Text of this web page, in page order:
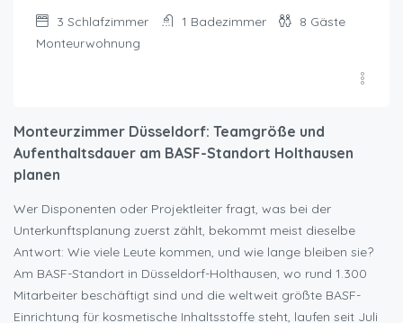
3 Schlafzimmer 1 Badezimmer 8 Gäste
Monteurwohnung
Monteurzimmer Düsseldorf: Teamgröße und
Aufenthaltsdauer am BASF-Standort Holthausen
planen
Wer Disponenten oder Projektleiter fragt, was bei der
Unterkunftsplanung zuerst zählt, bekommt meist dieselbe
Antwort: Wie viele Leute kommen, und wie lange bleiben sie?
Am BASF-Standort in Düsseldorf-Holthausen, wo rund 1.300
Mitarbeiter beschäftigt sind und die weltweit größte BASF-
Einrichtung für kosmetische Inhaltsstoffe steht, laufen seit Juli